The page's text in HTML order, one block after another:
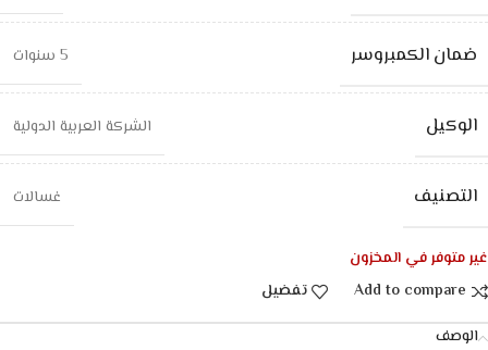
ضمان الكمبروسر 5 سنوات
الوكيل الشركة العربية الدولية
التصنيف غسالات
غير متوفر في المخزون
Add to compare
تفضيل
الوصف